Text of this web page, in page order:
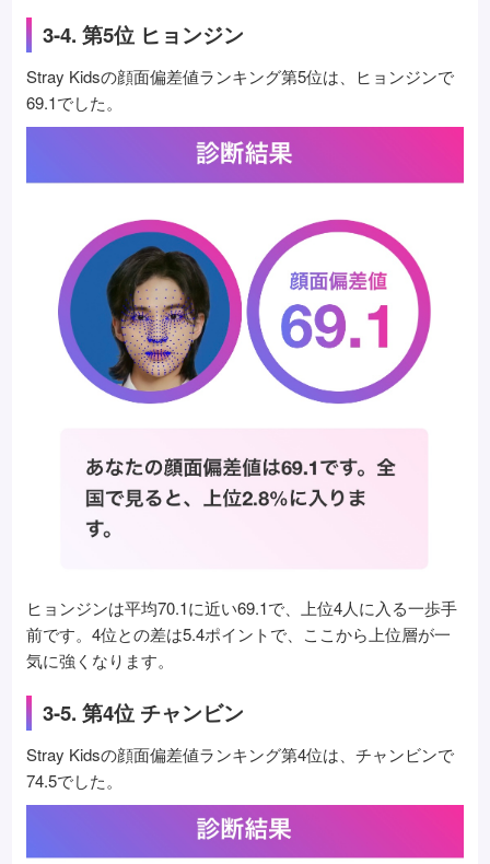
3-4. 第5位 ヒョンジン
Stray Kidsの顔面偏差値ランキング第5位は、ヒョンジンで
69.1でした。
ヒョンジンは平均70.1に近い69.1で、上位4人に入る一歩手
前です。4位との差は5.4ポイントで、ここから上位層が一
気に強くなります。
3-5. 第4位 チャンビン
Stray Kidsの顔面偏差値ランキング第4位は、チャンビンで
74.5でした。